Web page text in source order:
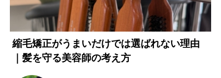
縮毛矯正がうまいだけでは選ばれない理由
｜髪を守る美容師の考え方